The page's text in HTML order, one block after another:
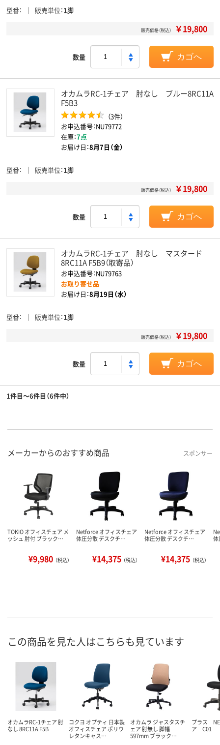
型番 販売単位 1脚
販売価格（税込） ￥19,800
数量 カゴへ
オカムラRC-1チェア 肘なし ブルー8RC11A
F5B3
（3件）
お申込番号：NU79772
在庫：7点
お届け日：8月7日（金）
型番 販売単位 1脚
販売価格（税込） ￥19,800
数量 カゴへ
オカムラRC-1チェア 肘なし マスタード
8RC11A F5B9（取寄品）
お申込番号：NU79763
お取り寄せ品
お届け日：8月19日（水）
型番 販売単位 1脚
販売価格（税込） ￥19,800
数量 カゴへ
1件目～6件目（6件中）
メーカーからのおすすめ商品 スポンサー
TOKIO オフィスチェア メ
ッシュ 肘付 ブラック…
¥9,980 （税込）
Netforce オフィスチェア
体圧分散 デスクチ…
¥14,375 （税込）
Netforce オフィスチェア
体圧分散 デスクチ…
¥14,375 （税込）
この商品を見た人はこちらも見ています
オカムラRC-1チェア 肘
なし 8RC11A F5B
コクヨ オプティ 日本製
オフィスチェア ポリウ
レタンキャス…
オカムラ ジャスタスチ
ェア 肘無し 脚幅
597mm ブラック…
プラス
ア C01